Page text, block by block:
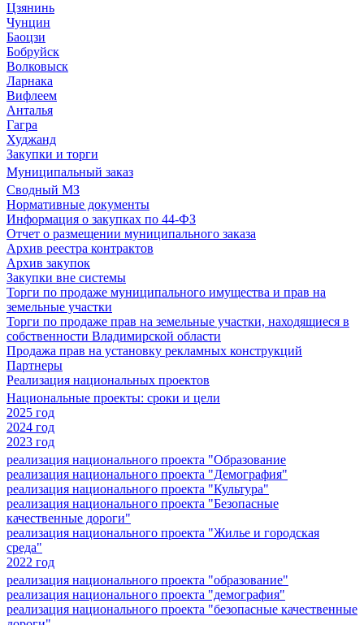
Цзянинь
Чунцин
Баоцзи
Бобруйск
Волковыск
Ларнака
Вифлеем
Анталья
Гагра
Худжанд
Закупки и торги
Муниципальный заказ
Сводный МЗ
Нормативные документы
Информация о закупках по 44-ФЗ
Отчет о размещении муниципального заказа
Архив реестра контрактов
Архив закупок
Закупки вне системы
Торги по продаже муниципального имущества и прав на
земельные участки
Торги по продаже прав на земельные участки, находящиеся в
собственности Владимирской области
Продажа прав на установку рекламных конструкций
Партнеры
Реализация национальных проектов
Национальные проекты: сроки и цели
2025 год
2024 год
2023 год
реализация национального проекта "Образование
реализация национального проекта "Демография"
реализация национального проекта "Культура"
реализация национального проекта "Безопасные
качественные дороги"
реализация национального проекта "Жилье и городская
среда"
2022 год
реализация национального проекта "образование"
реализация национального проекта "демография"
реализация национального проекта "безопасные качественные